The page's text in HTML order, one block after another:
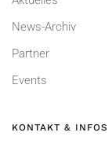
News-Archiv
Partner
Events
KONTAKT & INFOS